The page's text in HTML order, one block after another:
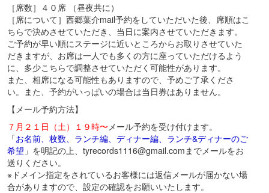
［席数］４０席 （昼夜共に）
［席について］西郷葉介mail予約をしていただいた後、席順はこ
ちらで決めさせていただき、当日に案内させていただきます。
ご予約が早い順にステージに近いところからお取りさせていた
だきますが、お席は一人でも多くの方に座っていただけるよう
に、多少こちらで調整させていただく可能性があります。
また、相席になる可能性もありますので、予めご了承くださ
い。また、予約がいっぱいの場合は当日券はありません。
【メール予約方法】
７月２１日（土）１９時〜 メール予約を受け付けます。
「お名前、枚数、ランチ編、ディナー編、ランチ&ディナーのご
希望 」を明記の上、tyrecords1116@gmail.comまでメールをお
送りください。
※ドメイン指定をされているお客様には返信メールが届かない場
合がありますので、設定の確認をお願いいたします。